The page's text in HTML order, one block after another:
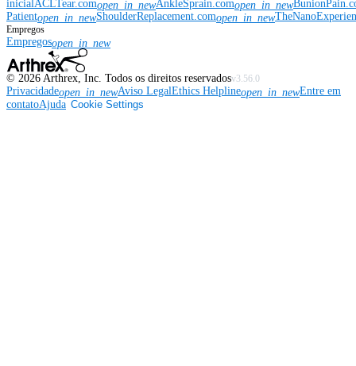
inicial ACLTear.comopen_in_newAnkleSprain.comopen_in_new
Patientopen_in_newShoulderReplacement.comopen_in_new
Empregos
Empregosopen_in_new
© 2026 Arthrex, Inc. Todos os direitos reservadosv3.56.0
Privacidadeopen_in_newAviso LegalEthics Helplineopen_in_newEntre em
contatoAjuda Cookie Settings